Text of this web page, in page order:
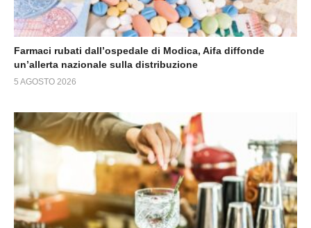
Farmaci rubati dall’ospedale di Modica, Aifa diffonde
un’allerta nazionale sulla distribuzione
5 AGOSTO 2026